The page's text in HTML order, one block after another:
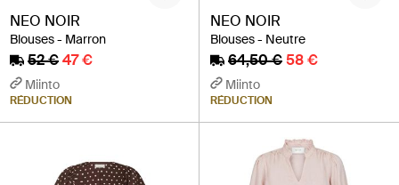
NEO NOIR
Blouses - Marron
52 €47 €
Miinto
RÉDUCTION
NEO NOIR
Blouses - Neutre
64,50 €58 €
Miinto
RÉDUCTION